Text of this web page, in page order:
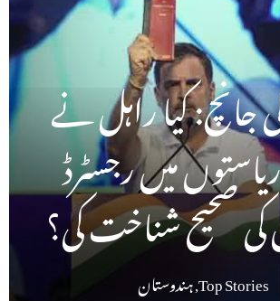
جانچ: کیا راہل نے
میں رجسٹرڈ
صحیح شناخت کی؟
Top Stories
,ہندوستان